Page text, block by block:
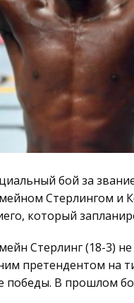
бой за
Стерлингом и
который
Стерлинг (18-3)
претендентом на
победы. В прошлом